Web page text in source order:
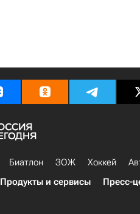
Биатлон ЗОЖ Хоккей
Продукты и сервисы Пресс-